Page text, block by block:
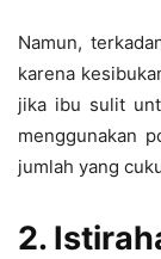
Namun,
karena
jika ibu sulit
menggunakan
jumlah yang
2.